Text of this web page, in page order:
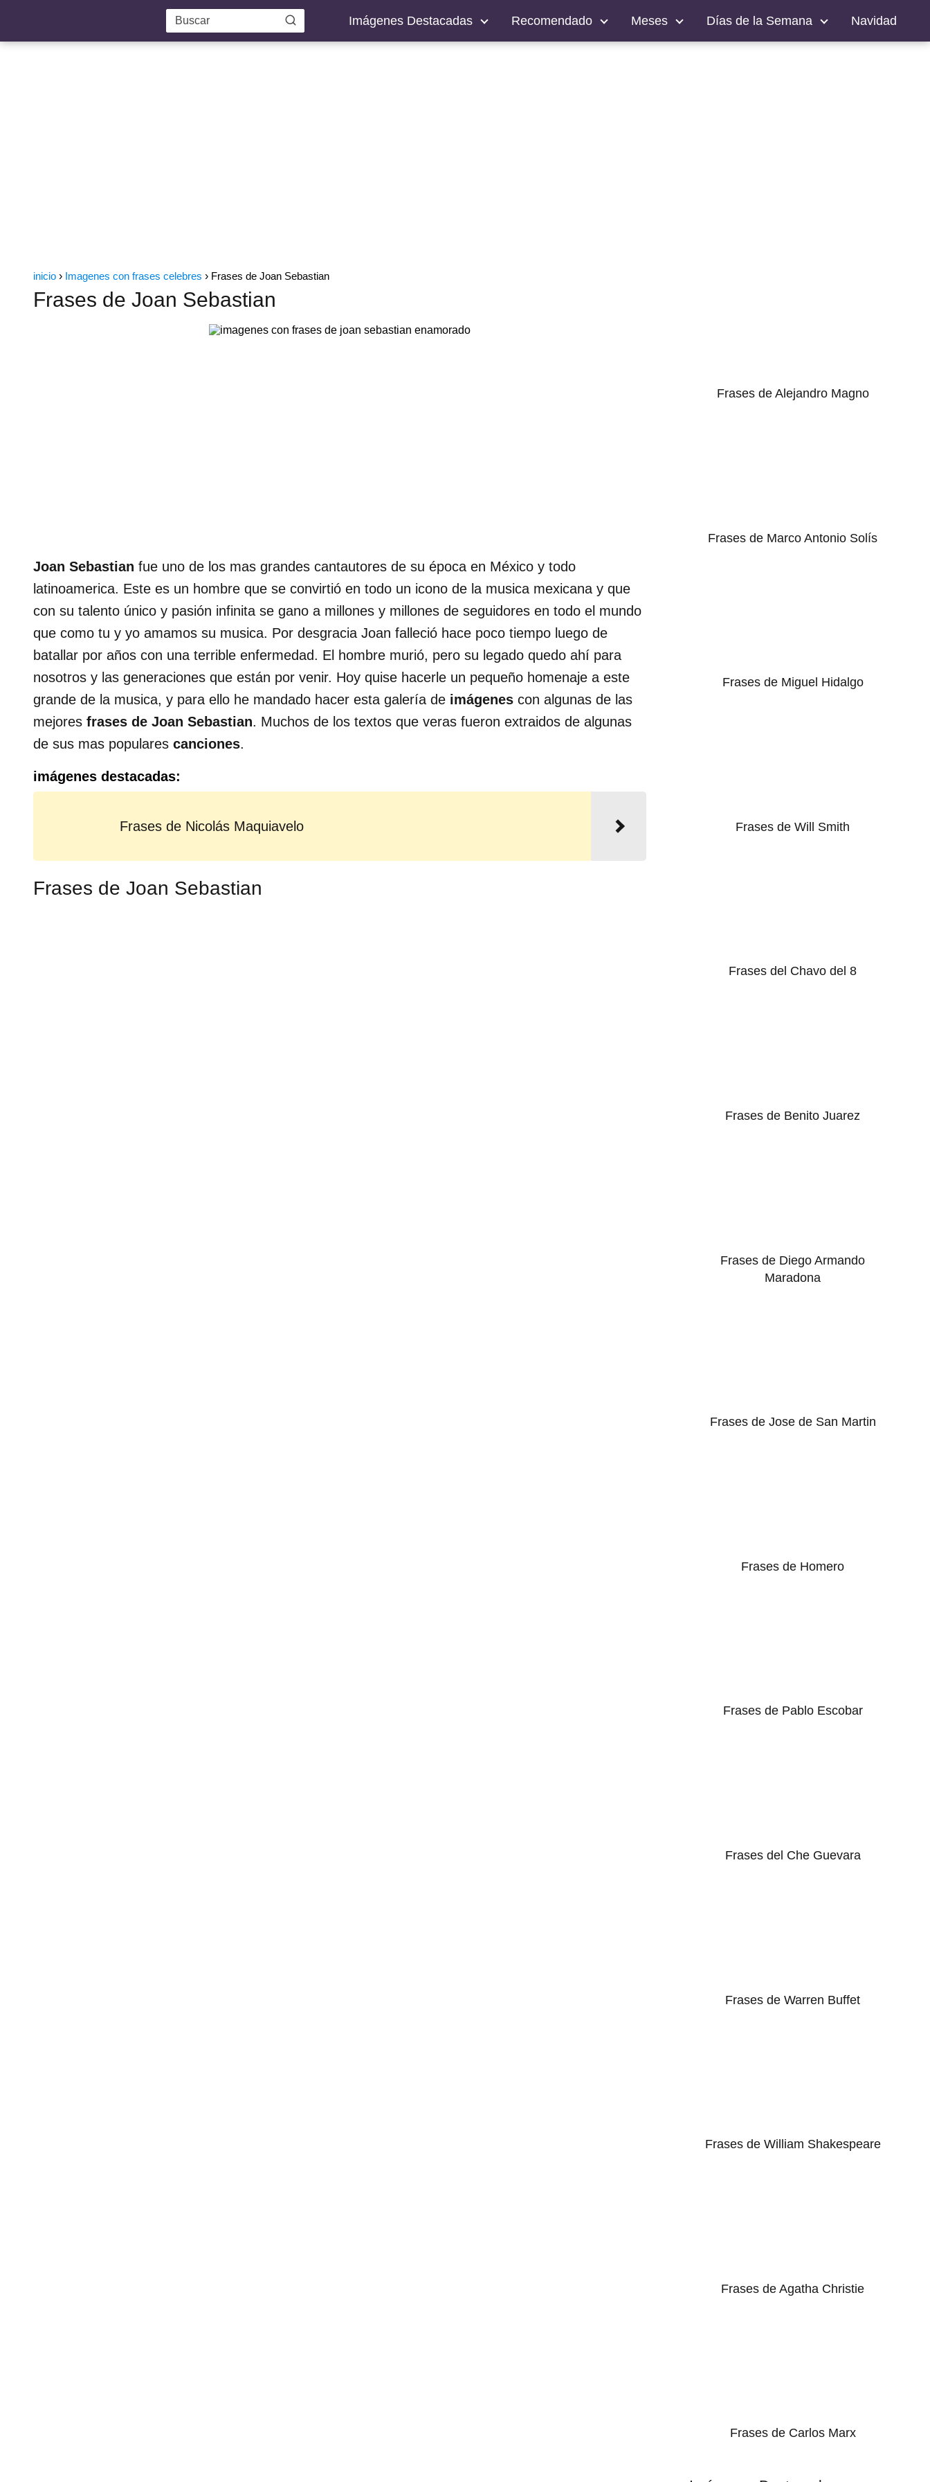
Imágenes Destacadas Recomendado Meses Días de la Semana Navidad
inicio Imagenes con frases celebres Frases de Joan Sebastian
Frases de Joan Sebastian
Joan Sebastian fue uno de los mas grandes cantautores de su época en México y todo
latinoamerica. Este es un hombre que se convirtió en todo un icono de la musica mexicana y que
con su talento único y pasión infinita se gano a millones y millones de seguidores en todo el mundo
que como tu y yo amamos su musica. Por desgracia Joan falleció hace poco tiempo luego de
batallar por años con una terrible enfermedad. El hombre murió, pero su legado quedo ahí para
nosotros y las generaciones que están por venir. Hoy quise hacerle un pequeño homenaje a este
grande de la musica, y para ello he mandado hacer esta galería de imágenes con algunas de las
mejores frases de Joan Sebastian. Muchos de los textos que veras fueron extraidos de algunas
de sus mas populares canciones.
imágenes destacadas:
Frases de Nicolás Maquiavelo
Frases de Joan Sebastian
Frases de Alejandro Magno
Frases de Marco Antonio Solís
Frases de Miguel Hidalgo
Frases de Will Smith
Frases del Chavo del 8
Frases de Benito Juarez
Frases de Diego Armando
Maradona
Frases de Jose de San Martin
Frases de Homero
Frases de Pablo Escobar
Frases del Che Guevara
Frases de Warren Buffet
Frases de William Shakespeare
Frases de Agatha Christie
Frases de Carlos Marx